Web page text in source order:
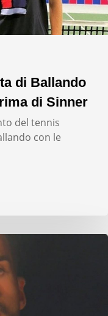
di Ballando
di Sinner
del tennis
con le